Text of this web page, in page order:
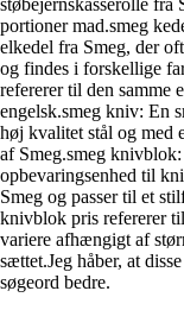
portioner mad.smeg
elkedel fra Smeg, der
og findes i forskellige
refererer til den samme
engelsk.smeg kniv: En
høj kvalitet stål og med
af Smeg.smeg
opbevaringsenhed til
Smeg og passer til et
knivblok pris refererer
variere afhængigt af
sættet.Jeg håber, at
søgeord bedre.